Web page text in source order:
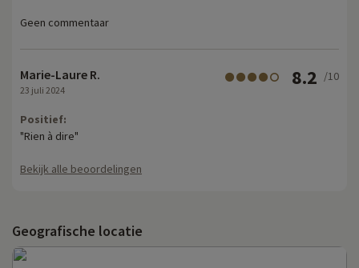
Geen commentaar
Marie-Laure R.
23 juli 2024
8.2 /10
Positief:
"Rien à dire"
Bekijk alle beoordelingen
Geografische locatie